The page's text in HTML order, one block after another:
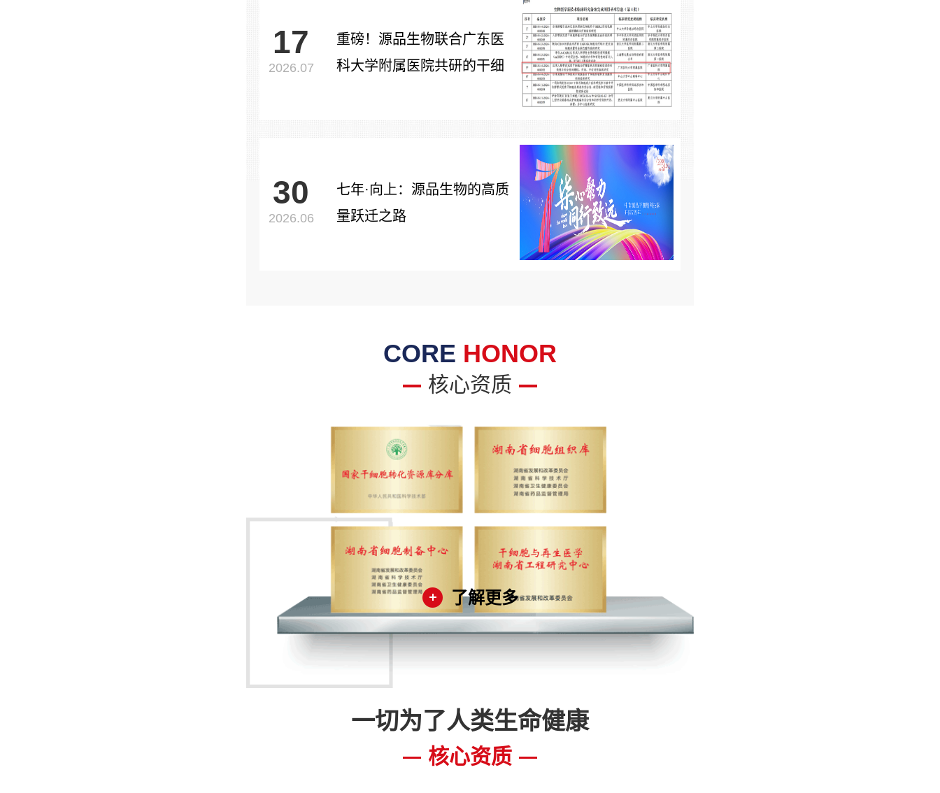
17
2026.07
重磅！源品生物联合广东医
科大学附属医院共研的干细
30
2026.06
七年·向上：源品生物的高质
量跃迁之路
CORE HONOR
核心资质
了解更多
一切为了人类生命健康
核心资质